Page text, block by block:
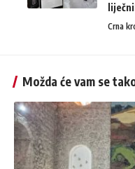
Crna
Možda će vam se